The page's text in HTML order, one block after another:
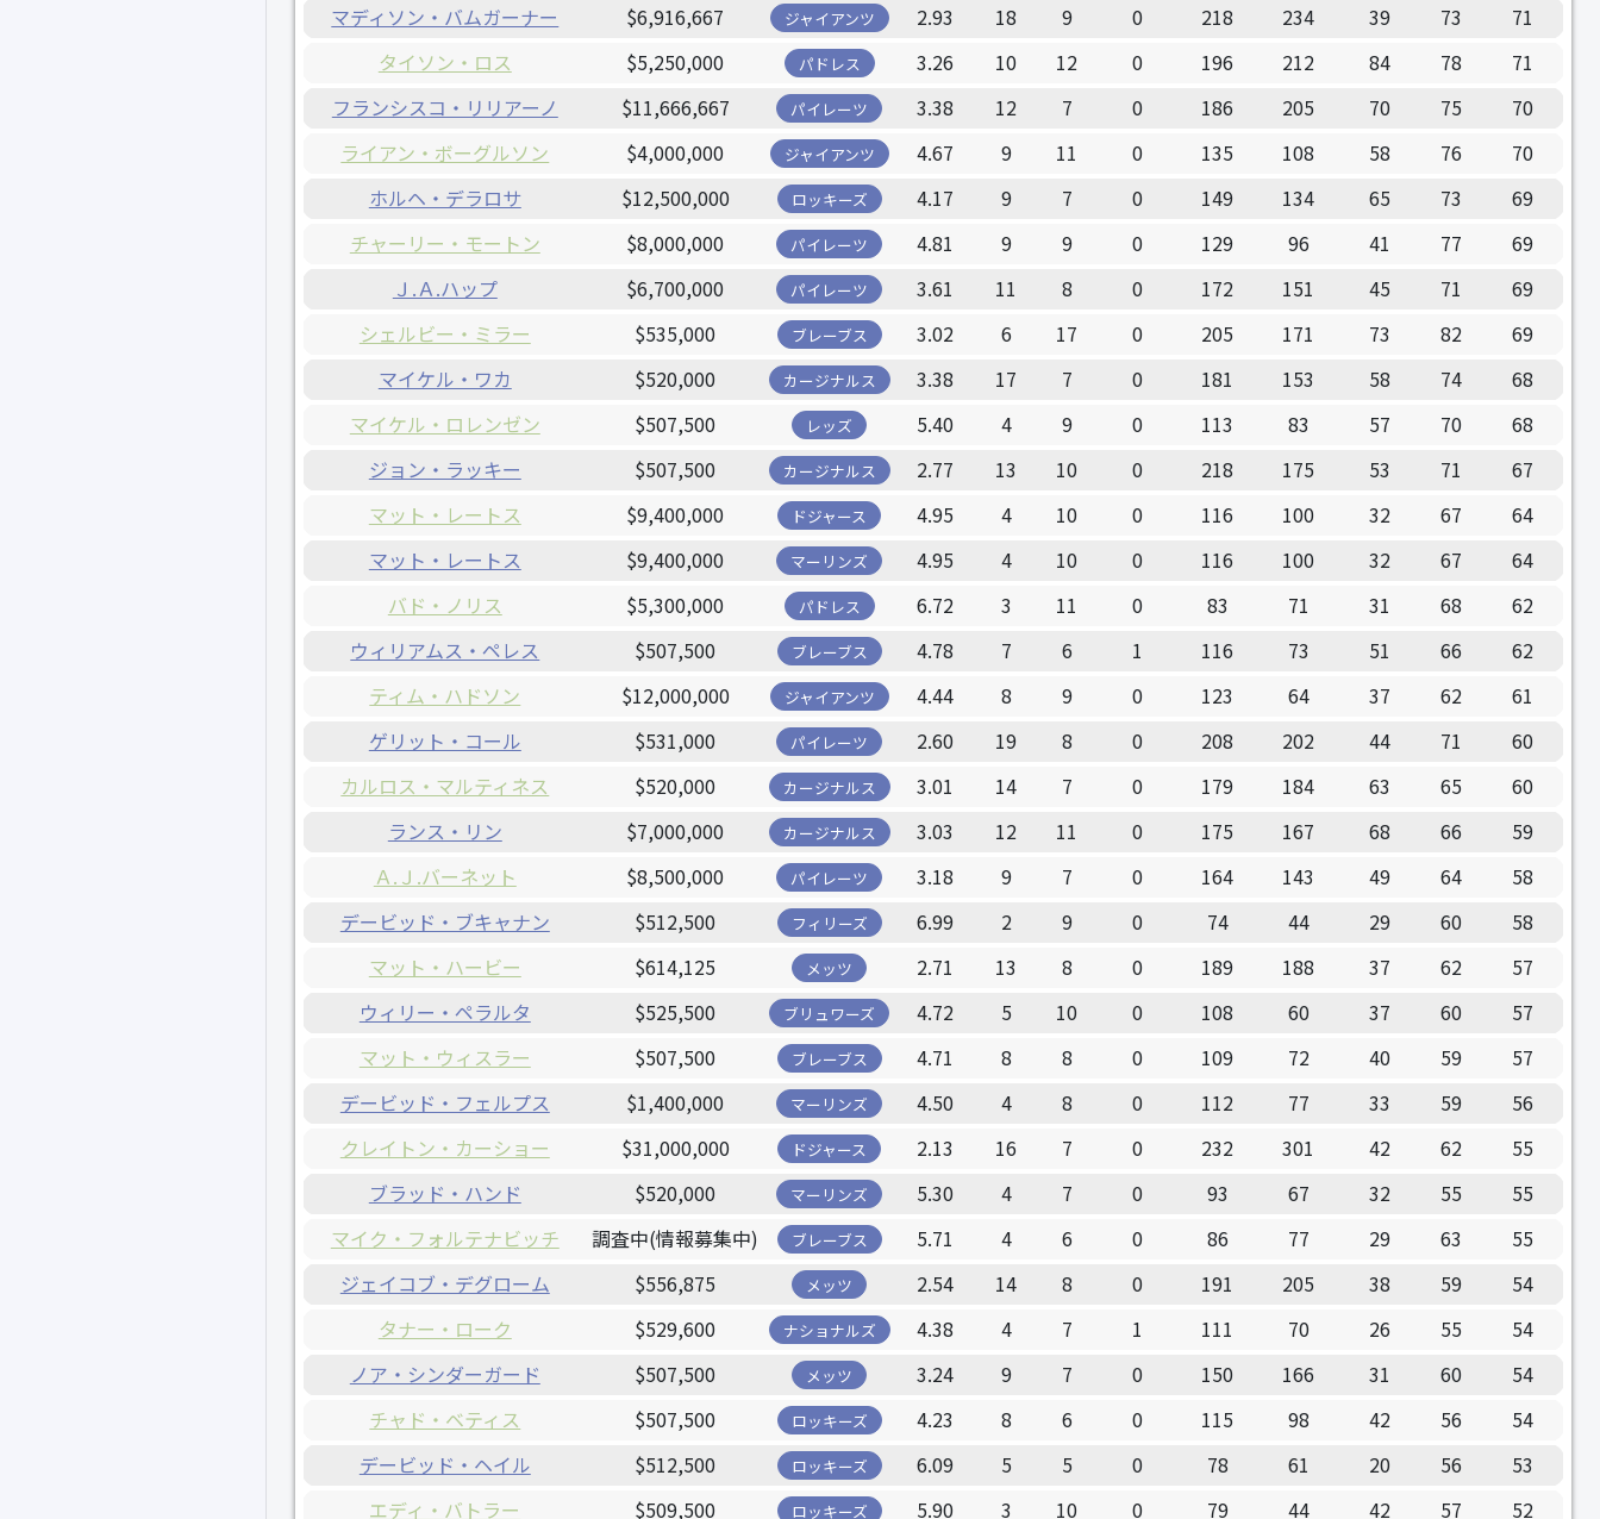
マディソン・バムガーナー
$6,916,667 ジャイアンツ 2.93 18 9 0 218 234 39 73
71
タイソン・ロス
$5,250,000 パドレス 3.26 10 12 0 196 212 84 78
71
フランシスコ・リリアーノ
$11,666,667 パイレーツ 3.38 12 7 0 186 205 70 75
70
ライアン・ボーグルソン
$4,000,000 ジャイアンツ 4.67 9 11 0 135 108 58 76
70
ホルヘ・デラロサ
$12,500,000 ロッキーズ 4.17 9 7 0 149 134 65 73
69
チャーリー・モートン
$8,000,000 パイレーツ 4.81 9 9 0 129 96 41 77
69
Ｊ.Ａ.ハップ
$6,700,000 パイレーツ 3.61 11 8 0 172 151 45 71
69
シェルビー・ミラー
$535,000 ブレーブス 3.02 6 17 0 205 171 73 82
69
マイケル・ワカ
$520,000 カージナルス 3.38 17 7 0 181 153 58 74
68
マイケル・ロレンゼン
$507,500 レッズ 5.40 4 9 0 113 83 57 70
68
ジョン・ラッキー
$507,500 カージナルス 2.77 13 10 0 218 175 53 71
67
マット・レートス
$9,400,000 ドジャース 4.95 4 10 0 116 100 32 67
64
マット・レートス
$9,400,000 マーリンズ 4.95 4 10 0 116 100 32 67
64
バド・ノリス
$5,300,000 パドレス 6.72 3 11 0 83 71 31 68
62
ウィリアムス・ペレス
$507,500 ブレーブス 4.78 7 6 1 116 73 51 66
62
ティム・ハドソン
$12,000,000 ジャイアンツ 4.44 8 9 0 123 64 37 62
61
ゲリット・コール
$531,000 パイレーツ 2.60 19 8 0 208 202 44 71
60
カルロス・マルティネス
$520,000 カージナルス 3.01 14 7 0 179 184 63 65
60
ランス・リン
$7,000,000 カージナルス 3.03 12 11 0 175 167 68 66
59
Ａ.Ｊ.バーネット
$8,500,000 パイレーツ 3.18 9 7 0 164 143 49 64
58
デービッド・ブキャナン
$512,500 フィリーズ 6.99 2 9 0 74 44 29 60
58
マット・ハービー
$614,125 メッツ 2.71 13 8 0 189 188 37 62
57
ウィリー・ペラルタ
$525,500 ブリュワーズ 4.72 5 10 0 108 60 37 60
57
マット・ウィスラー
$507,500 ブレーブス 4.71 8 8 0 109 72 40 59
57
デービッド・フェルプス
$1,400,000 マーリンズ 4.50 4 8 0 112 77 33 59
56
クレイトン・カーショー
$31,000,000 ドジャース 2.13 16 7 0 232 301 42 62
55
ブラッド・ハンド
$520,000 マーリンズ 5.30 4 7 0 93 67 32 55
55
マイク・フォルテナビッチ
調査中(情報募集中) ブレーブス 5.71 4 6 0 86 77 29 63
55
ジェイコブ・デグローム
$556,875 メッツ 2.54 14 8 0 191 205 38 59
54
タナー・ローク
$529,600 ナショナルズ 4.38 4 7 1 111 70 26 55
54
ノア・シンダーガード
$507,500 メッツ 3.24 9 7 0 150 166 31 60
54
チャド・ベティス
$507,500 ロッキーズ 4.23 8 6 0 115 98 42 56
54
デービッド・ヘイル
$512,500 ロッキーズ 6.09 5 5 0 78 61 20 56
53
エディ・バトラー
$509,500 ロッキーズ 5.90 3 10 0 79 44 42 57
52